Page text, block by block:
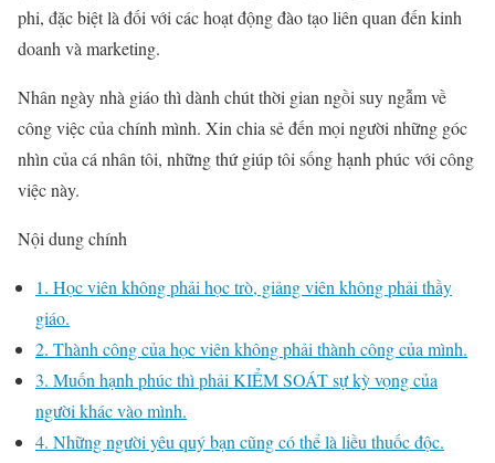
phi, đặc biệt là đối với các hoạt động đào tạo liên quan đến kinh
doanh và marketing.
Nhân ngày nhà giáo thì dành chút thời gian ngồi suy ngẫm về
công việc của chính mình. Xin chia sẻ đến mọi người những góc
nhìn của cá nhân tôi, những thứ giúp tôi sống hạnh phúc với công
việc này.
Nội dung chính
1. Học viên không phải học trò, giảng viên không phải thầy
giáo.
2. Thành công của học viên không phải thành công của mình.
3. Muốn hạnh phúc thì phải KIỂM SOÁT sự kỳ vọng của
người khác vào mình.
4. Những người yêu quý bạn cũng có thể là liều thuốc độc.